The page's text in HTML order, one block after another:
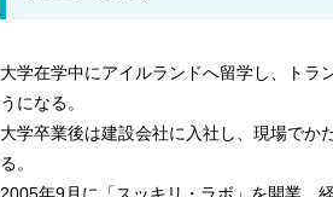
大学在学中にアイルランドへ留学し、トラ
うになる。
大学卒業後は建設会社に入社し、現場でか
る。
2005年9月に「スッキリ・ラボ」を開業。